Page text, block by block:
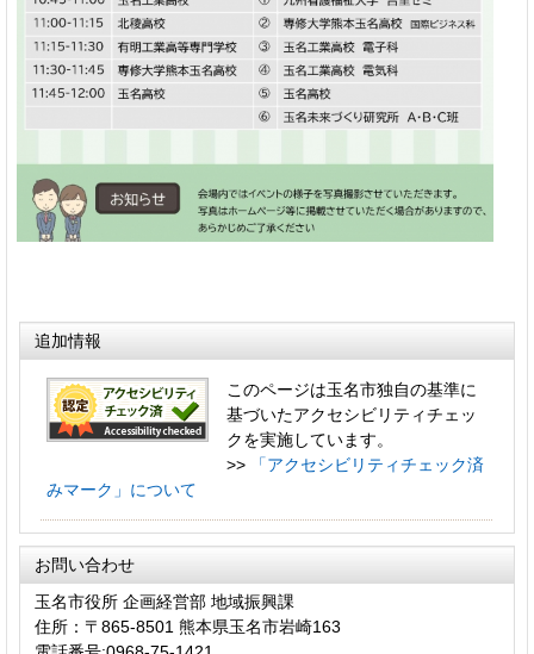
追加情報
このページは玉名市独自の基準に
基づいたアクセシビリティチェッ
クを実施しています。
>>
「アクセシビリティチェック済
みマーク」について
お問い合わせ
玉名市役所 企画経営部 地域振興課
住所：〒865-8501 熊本県玉名市岩崎163